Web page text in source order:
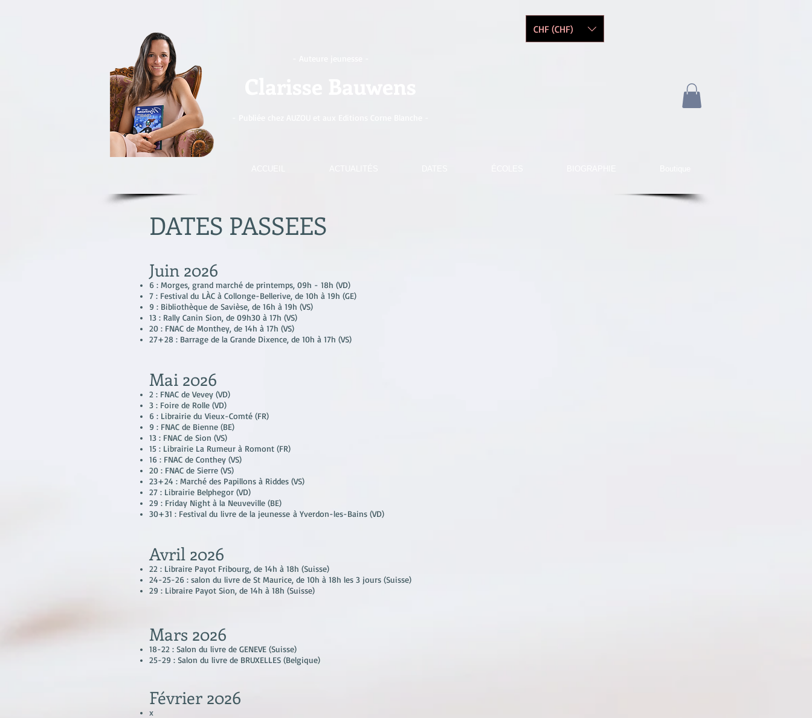
CHF (CHF)
DATES PASSEES
Juin 2026
6 : Morges, grand marché de printemps, 09h - 18h (VD)
7 : Festival du LÀC à Collonge-Bellerive, de 10h à 19h (GE)
9 : Bibliothèque de Savièse, de 16h à 19h (VS)
13 : Rally Canin Sion, de 09h30 à 17h (VS)
20 : FNAC de Monthey, de 14h à 17h (VS)
27+28 : Barrage de la Grande Dixence, de 10h à 17h (VS)
Mai 2026
2 : FNAC de Vevey (VD)
3 : Foire de Rolle (VD)
6 : Librairie du Vieux-Comté (FR)
9 : FNAC de Bienne (BE)
13 : FNAC de Sion (VS)
15 : Librairie La Rumeur à Romont (FR)
16 : FNAC de Conthey (VS)
20 : FNAC de Sierre (VS)
23+24 : Marché des Papillons à Riddes (VS)
27 : Librairie Belphegor (VD)
29 : Friday Night à la Neuveville (BE)
30+31 : Festival du livre de la jeunesse à Yverdon-les-Bains (VD)
Avril 2026
22 : Libraire Payot Fribourg, de 14h à 18h (Suisse)
24-25-26 : salon du livre de St Maurice, de 10h à 18h les 3 jours (Suisse)
29 : Libraire Payot Sion, de 14h à 18h (Suisse)
Mars 2026
18-22 : Salon du livre de GENEVE (Suisse)
25-29 : Salon du livre de BRUXELLES (Belgique)
Février 2026
x